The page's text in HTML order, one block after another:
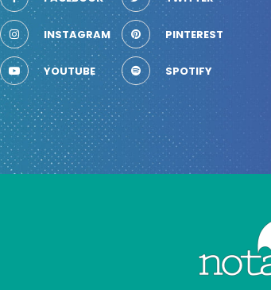
INSTAGRAM PINTEREST
YOUTUBE SPOTIFY